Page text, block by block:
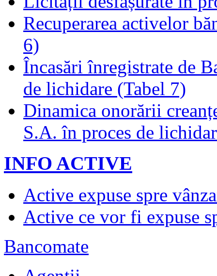
Recuperarea activelor
6)
Încasări înregistrate de
de lichidare (Tabel 7)
Dinamica onorării
S.A. în proces de
INFO ACTIVE
Active expuse spre
Active ce vor fi expuse
Bancomate